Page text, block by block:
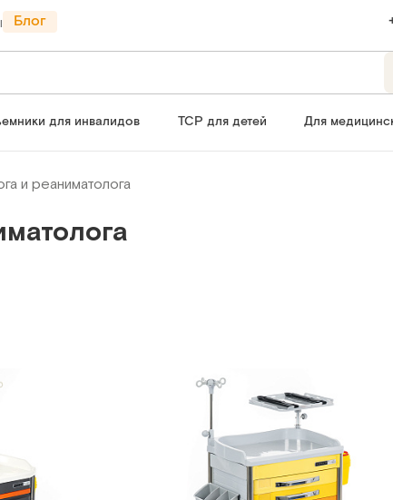
Блог
для инвалидов ТСР для детей Для
и реаниматолога